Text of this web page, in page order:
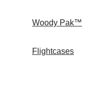
Woody Pak™
Flightcases